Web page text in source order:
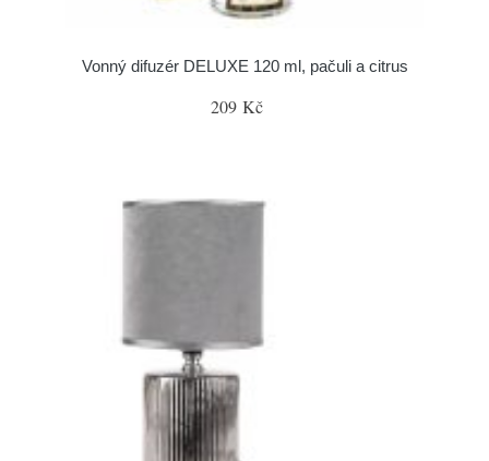
Vonný difuzér DELUXE 120 ml, pačuli a citrus
209 Kč